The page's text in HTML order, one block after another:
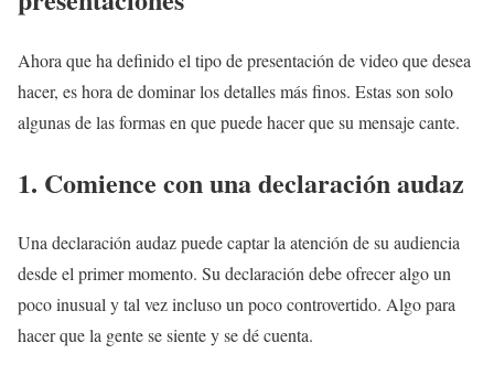
Ahora que ha definido el tipo de presentación de video que desea
hacer, es hora de dominar los detalles más finos. Estas son solo
algunas de las formas en que puede hacer que su mensaje cante.
1. Comience con una declaración audaz
Una declaración audaz puede captar la atención de su audiencia
desde el primer momento. Su declaración debe ofrecer algo un
poco inusual y tal vez incluso un poco controvertido. Algo para
hacer que la gente se siente y se dé cuenta.